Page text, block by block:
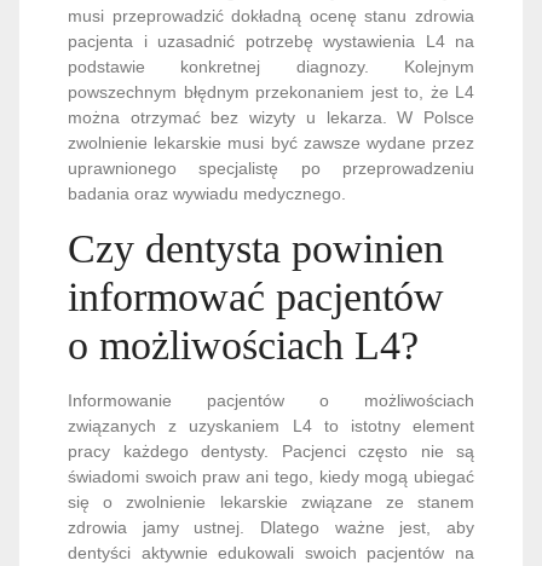
musi przeprowadzić dokładną ocenę stanu zdrowia
pacjenta i uzasadnić potrzebę wystawienia L4 na
podstawie konkretnej diagnozy. Kolejnym
powszechnym błędnym przekonaniem jest to, że L4
można otrzymać bez wizyty u lekarza. W Polsce
zwolnienie lekarskie musi być zawsze wydane przez
uprawnionego specjalistę po przeprowadzeniu
badania oraz wywiadu medycznego.
Czy dentysta powinien
informować pacjentów
o możliwościach L4?
Informowanie pacjentów o możliwościach
związanych z uzyskaniem L4 to istotny element
pracy każdego dentysty. Pacjenci często nie są
świadomi swoich praw ani tego, kiedy mogą ubiegać
się o zwolnienie lekarskie związane ze stanem
zdrowia jamy ustnej. Dlatego ważne jest, aby
dentyści aktywnie edukowali swoich pacjentów na